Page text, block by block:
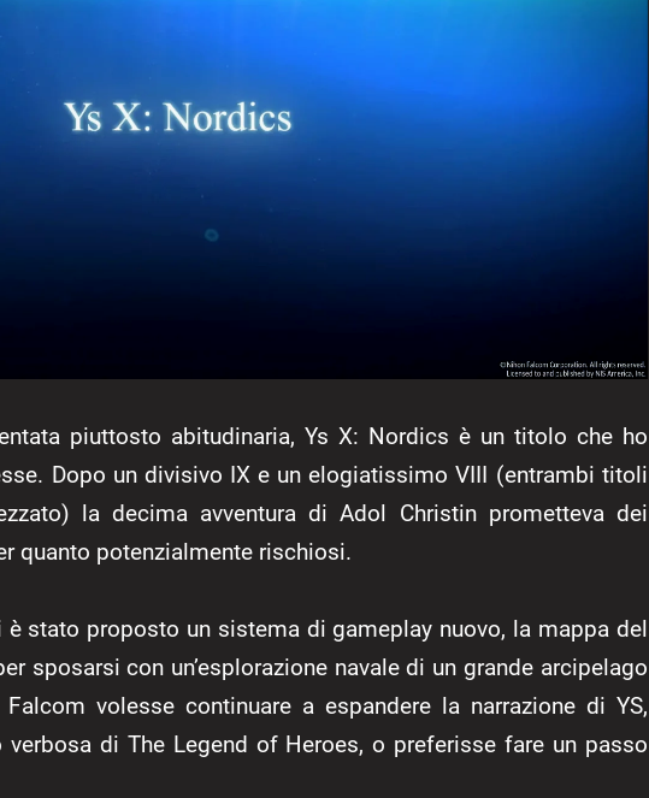
piuttosto abitudinaria, Ys X: Nordics è un titolo che ho
Dopo un divisivo IX e un elogiatissimo VIII (entrambi titoli
la decima avventura di Adol Christin prometteva dei
quanto potenzialmente rischiosi.
stato proposto un sistema di gameplay nuovo, la mappa del
sposarsi con un’esplorazione navale di un grande arcipelago
volesse continuare a espandere la narrazione di YS,
di The Legend of Heroes, o preferisse fare un passo